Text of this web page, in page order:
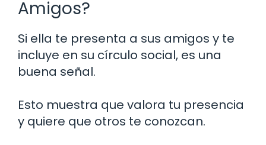
Amigos?
Si ella te presenta a sus amigos y te
incluye en su círculo social, es una
buena señal.
Esto muestra que valora tu presencia
y quiere que otros te conozcan.